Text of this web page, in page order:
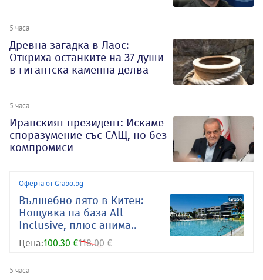
5 часа
Древна загадка в Лаос:
Откриха останките на 37 души
в гигантска каменна делва
5 часа
Иранският президент: Искаме
споразумение със САЩ, но без
компромиси
Оферта от Grabo.bg
Вълшебно лято в Китен:
Нощувка на база All
Inclusive, плюс анима..
Цена:100.30 €118.00 €
5 часа